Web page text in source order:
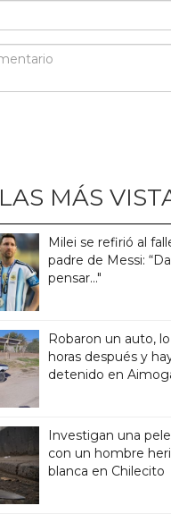
LAS MÁS
Milei se refirió al
padre de Messi:
pensar..."
Robaron un auto,
horas después y
detenido en
Investigan una
con un hombre
blanca en Chilecito